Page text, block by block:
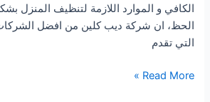
الكافي و الموارد اللازمة لتنظيف المنزل
الحظ، ان شركة ديب كلين من افضل
التي تقدم
شركة
Read More »